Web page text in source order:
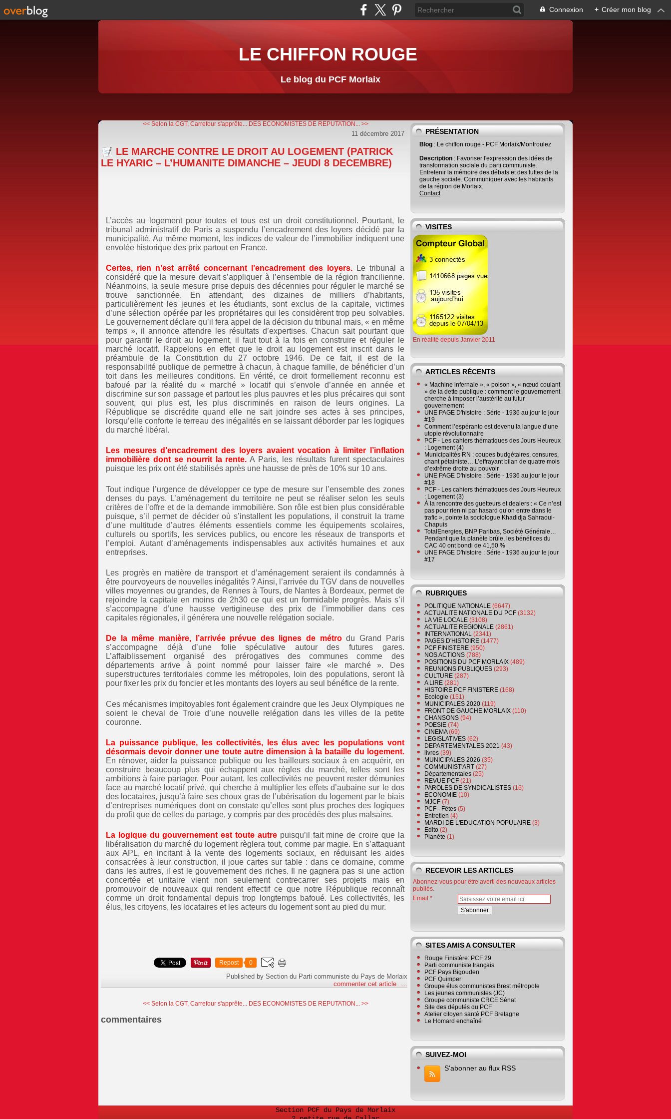
Connexion + Créer mon blog
LE CHIFFON ROUGE
Le blog du PCF Morlaix
<< Selon la CGT, Carrefour s'apprête... DES ECONOMISTES DE REPUTATION... >>
11 décembre 2017
LE MARCHE CONTRE LE DROIT AU LOGEMENT (PATRICK
LE HYARIC – L’HUMANITE DIMANCHE – JEUDI 8 DECEMBRE)
L’accès au logement pour toutes et tous est un droit constitutionnel. Pourtant, le
tribunal administratif de Paris a suspendu l’encadrement des loyers décidé par la
municipalité. Au même moment, les indices de valeur de l’immobilier indiquent une
envolée historique des prix partout en France.
Certes, rien n’est arrêté concernant l’encadrement des loyers.
Le tribunal a
considéré que la mesure devait s’appliquer à l’ensemble de la région francilienne.
Néanmoins, la seule mesure prise depuis des décennies pour réguler le marché se
trouve sanctionnée. En attendant, des dizaines de milliers d’habitants,
particulièrement les jeunes et les étudiants, sont exclus de la capitale, victimes
d’une sélection opérée par les propriétaires qui les considèrent trop peu solvables.
Le gouvernement déclare qu’il fera appel de la décision du tribunal mais, « en même
temps », il annonce attendre les résultats d’expertises. Chacun sait pourtant que
pour garantir le droit au logement, il faut tout à la fois en construire et réguler le
marché locatif. Rappelons en effet que le droit au logement est inscrit dans le
préambule de la Constitution du 27 octobre 1946. De ce fait, il est de la
responsabilité publique de permettre à chacun, à chaque famille, de bénéficier d’un
toit dans les meilleures conditions. En vérité, ce droit formellement reconnu est
bafoué par la réalité du « marché » locatif qui s’envole d’année en année et
discrimine sur son passage et partout les plus pauvres et les plus précaires qui sont
souvent, qui plus est, les plus discriminés en raison de leurs origines. La
République se discrédite quand elle ne sait joindre ses actes à ses principes,
lorsqu’elle conforte le terreau des inégalités en se laissant déborder par les logiques
du marché libéral.
Les mesures d’encadrement des loyers avaient vocation à limiter l’inflation
immobilière dont se nourrit la rente. A Paris, les résultats furent spectaculaires
puisque les prix ont été stabilisés après une hausse de près de 10% sur 10 ans.
Tout indique l’urgence de développer ce type de mesure sur l’ensemble des zones
denses du pays. L’aménagement du territoire ne peut se réaliser selon les seuls
critères de l’offre et de la demande immobilière. Son rôle est bien plus considérable
puisque, s’il permet de décider où s’installent les populations, il construit la trame
d’une multitude d’autres éléments essentiels comme les équipements scolaires,
culturels ou sportifs, les services publics, ou encore les réseaux de transports et
l’emploi. Autant d’aménagements indispensables aux activités humaines et aux
entreprises.
Les progrès en matière de transport et d’aménagement seraient ils condamnés à
être pourvoyeurs de nouvelles inégalités ? Ainsi, l’arrivée du TGV dans de nouvelles
villes moyennes ou grandes, de Rennes à Tours, de Nantes à Bordeaux, permet de
rejoindre la capitale en moins de 2h30 ce qui est un formidable progrès. Mais s’il
s’accompagne d’une hausse vertigineuse des prix de l’immobilier dans ces
capitales régionales, il générera une nouvelle relégation sociale.
De la même manière, l’arrivée prévue des lignes de métrodu Grand Paris
s’accompagne déjà d’une folie spéculative autour des futures gares.
L’affaiblissement organisé des prérogatives des communes comme des
départements arrive à point nommé pour laisser faire «le marché ». Des
superstructures territoriales comme les métropoles, loin des populations, seront là
pour fixer les prix du foncier et les montants des loyers au seul bénéfice de la rente.
Ces mécanismes impitoyables font également craindre que les Jeux Olympiques ne
soient le cheval de Troie d’une nouvelle relégation dans les villes de la petite
couronne.
La puissance publique, les collectivités, les élus avec les populations vont
désormais devoir donner une toute autre dimension à la bataille du logement.
En rénover, aider la puissance publique ou les bailleurs sociaux à en acquérir, en
construire beaucoup plus qui échappent aux règles du marché, telles sont les
ambitions à faire partager. Pour autant, les collectivités ne peuvent rester démunies
face au marché locatif privé, qui cherche à multiplier les effets d’aubaine sur le dos
des locataires, jusqu’à faire ses choux gras de l’ubérisation du logement par le biais
d’entreprises numériques dont on constate qu’elles sont plus proches des logiques
du profit que de celles du partage, y compris par des procédés des plus malsains.
La logique du gouvernement est toute autrepuisqu’il fait mine de croire que la
libéralisation du marché du logement règlera tout, comme par magie. En s’attaquant
aux APL, en incitant à la vente des logements sociaux, en réduisant les aides
consacrées à leur construction, il joue cartes sur table : dans ce domaine, comme
dans les autres, il est le gouvernement des riches. Il ne gagnera pas si une action
concertée et unitaire vient non seulement contrecarrer ses projets mais en
promouvoir de nouveaux qui rendent effectif ce que notre République reconnaît
comme un droit fondamental depuis trop longtemps bafoué. Les collectivités, les
élus, les citoyens, les locataires et les acteurs du logement sont au pied du mur.
Repost 0
Published by Section du Parti communiste du Pays de Morlaix
commenter cet article
<< Selon la CGT, Carrefour s'apprête... DES ECONOMISTES DE REPUTATION... >>
commentaires
PRÉSENTATION
Blog : Le chiffon rouge - PCF Morlaix/Montroulez
Description : Favoriser l'expression des idées de
transformation sociale du parti communiste.
Entretenir la mémoire des débats et des luttes de la
gauche sociale. Communiquer avec les habitants
de la région de Morlaix.
Contact
VISITES
En réalité depuis Janvier 2011
ARTICLES RÉCENTS
« Machine infernale », « poison », « nœud coulant
» de la dette publique : comment le gouvernement
cherche à imposer l’austérité au futur
gouvernement
UNE PAGE D'histoire : Série - 1936 au jour le jour
#19
Comment l’espéranto est devenu la langue d’une
utopie révolutionnaire
PCF - Les cahiers thématiques des Jours Heureux
: Logement (4)
Municipalités RN : coupes budgétaires, censures,
chant pétainiste… L’effrayant bilan de quatre mois
d’extrême droite au pouvoir
UNE PAGE D'histoire : Série - 1936 au jour le jour
#18
PCF - Les cahiers thématiques des Jours Heureux
: Logement (3)
À la rencontre des guetteurs et dealers : « Ce n’est
pas pour rien ni par hasard qu’on entre dans le
trafic », pointe la sociologue Khadidja Sahraoui-
Chapuis
TotalEnergies, BNP Paribas, Société Générale…
Pendant que la planète brûle, les bénéfices du
CAC 40 ont bondi de 41,50 %
UNE PAGE D'histoire : Série - 1936 au jour le jour
#17
RUBRIQUES
POLITIQUE NATIONALE (6647)
ACTUALITE NATIONALE DU PCF (3132)
LA VIE LOCALE (3108)
ACTUALITE REGIONALE (2861)
INTERNATIONAL (2341)
PAGES D'HISTOIRE (1477)
PCF FINISTERE (950)
NOS ACTIONS (788)
POSITIONS DU PCF MORLAIX (489)
REUNIONS PUBLIQUES (293)
CULTURE (287)
A LIRE (281)
HISTOIRE PCF FINISTERE (168)
Ecologie (151)
MUNICIPALES 2020 (119)
FRONT DE GAUCHE MORLAIX (110)
CHANSONS (94)
POESIE (74)
CINEMA(69)
LEGISLATIVES (62)
DEPARTEMENTALES 2021 (43)
livres (39)
MUNICIPALES 2026 (35)
COMMUNIST'ART (27)
Départementales (25)
REVUE PCF (21)
PAROLES DE SYNDICALISTES (16)
ECONOMIE (10)
MJCF (7)
PCF - Fêtes (5)
Entretien (4)
MARDI DE L'EDUCATION POPULAIRE (3)
Edito (2)
Planète (1)
RECEVOIR LES ARTICLES
Abonnez-vous pour être averti des nouveaux articles
publiés.
Email
SITES AMIS A CONSULTER
Rouge Finistère: PCF 29
Parti communiste français
PCF Pays Bigouden
PCF Quimper
Groupe élus communistes Brest métropole
Les jeunes communistes (JC)
Groupe communiste CRCE Sénat
Site des députés du PCF
Atelier citoyen santé PCF Bretagne
Le Homard enchaîné
SUIVEZ-MOI
S'abonner au flux RSS
Section PCF du Pays de Morlaix